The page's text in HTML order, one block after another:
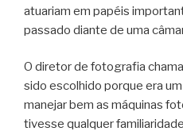
atuariam em papéis
passado diante de uma
O diretor de fotografia
sido escolhido porque era
manejar bem as máquinas
tivesse qualquer